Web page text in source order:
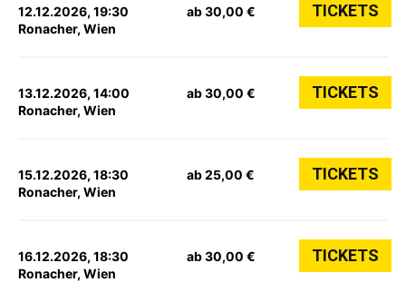
12.12.2026, 19:30
Ronacher, Wien
ab 30,00 € TICKETS
13.12.2026, 14:00
Ronacher, Wien
ab 30,00 € TICKETS
15.12.2026, 18:30
Ronacher, Wien
ab 25,00 € TICKETS
16.12.2026, 18:30
Ronacher, Wien
ab 30,00 € TICKETS